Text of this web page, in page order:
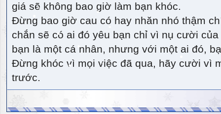
giá sẽ không bao giờ làm bạn khóc.
Đừng bao giờ cau có hay nhăn nhó thậm
chắn sẽ có ai đó yêu bạn chỉ vì nụ cười
bạn là một cá nhân, nhưng với một ai đó,
Đừng khóc vì mọi việc đã qua, hãy cười vì
trước.